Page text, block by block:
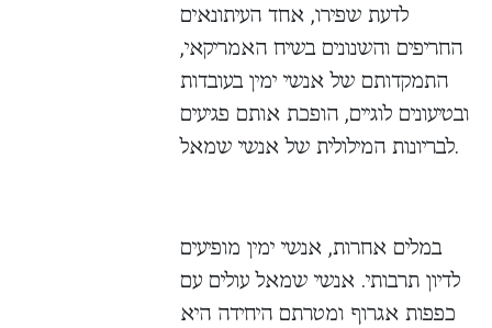
לדעת שפירו, אחד העיתונאים
החריפים והשנונים בשיח האמריקאי,
התמקדותם של אנשי ימין בעובדות
ובטיעונים לוגיים, הופכת אותם פגיעים
לבריונות המילולית של אנשי שמאל.
במלים אחרות, אנשי ימין מופיעים
לדיון תרבותי. אנשי שמאל עולים עם
כפפות אגרוף ומטרתם היחידה היא